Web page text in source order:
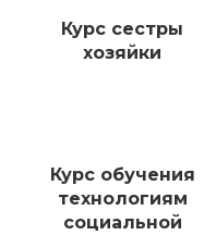
Курс сестры
хозяйки
Курс обучения
технологиям
социальной